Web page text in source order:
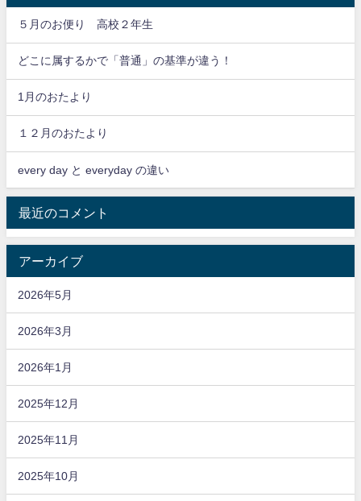
５月のお便り 高校２年生
どこに属するかで「普通」の基準が違う！
1月のおたより
１２月のおたより
every day と everyday の違い
最近のコメント
アーカイブ
2026年5月
2026年3月
2026年1月
2025年12月
2025年11月
2025年10月